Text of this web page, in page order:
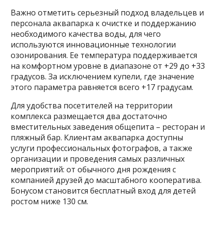
Важно отметить серьезный подход владельцев и
персонала аквапарка к очистке и поддержанию
необходимого качества воды, для чего
используются инновационные технологии
озонирования. Ее температура поддерживается
на комфортном уровне в диапазоне от +29 до +33
градусов. За исключением купели, где значение
этого параметра равняется всего +17 градусам.
Для удобства посетителей на территории
комплекса размещается два достаточно
вместительных заведения общепита – ресторан и
пляжный бар. Клиентам аквапарка доступны
услуги профессиональных фотографов, а также
организации и проведения самых различных
мероприятий: от обычного дня рождения с
компанией друзей до масштабного кооператива.
Бонусом становится бесплатный вход для детей
ростом ниже 130 см.